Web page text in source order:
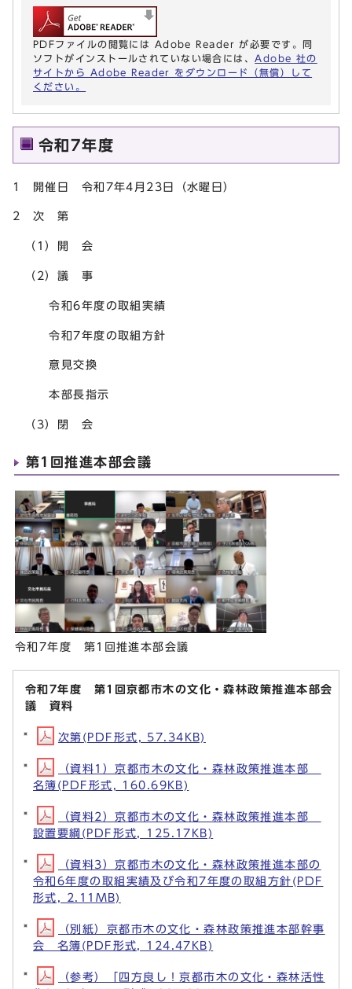
PDFファイルの閲覧には Adobe Reader が必要です。同
ソフトがインストールされていない場合には、 Adobe 社の
サイトから Adobe Reader をダウンロード（無償）して
ください。
令和7年度
1 開催日 令和7年4月23日（水曜日）
2 次 第
（1）開 会
（2）議 事
令和6年度の取組実績
令和7年度の取組方針
意見交換
本部長指示
（3）閉 会
第1回推進本部会議
令和7年度 第1回推進本部会議
令和7年度 第1回京都市木の文化・森林政策推進本部会
議 資料
次第(PDF形式, 57.34KB)
（資料1）京都市木の文化・森林政策推進本部
名簿(PDF形式, 160.69KB)
（資料2）京都市木の文化・森林政策推進本部
設置要綱(PDF形式, 125.17KB)
（資料3）京都市木の文化・森林政策推進本部の
令和6年度の取組実績及び令和7年度の取組方針(PDF
形式, 2.11MB)
（別紙）京都市木の文化・森林政策推進本部幹事
会 名簿(PDF形式, 124.47KB)
（参考）「四方良し！京都市木の文化・森林活性